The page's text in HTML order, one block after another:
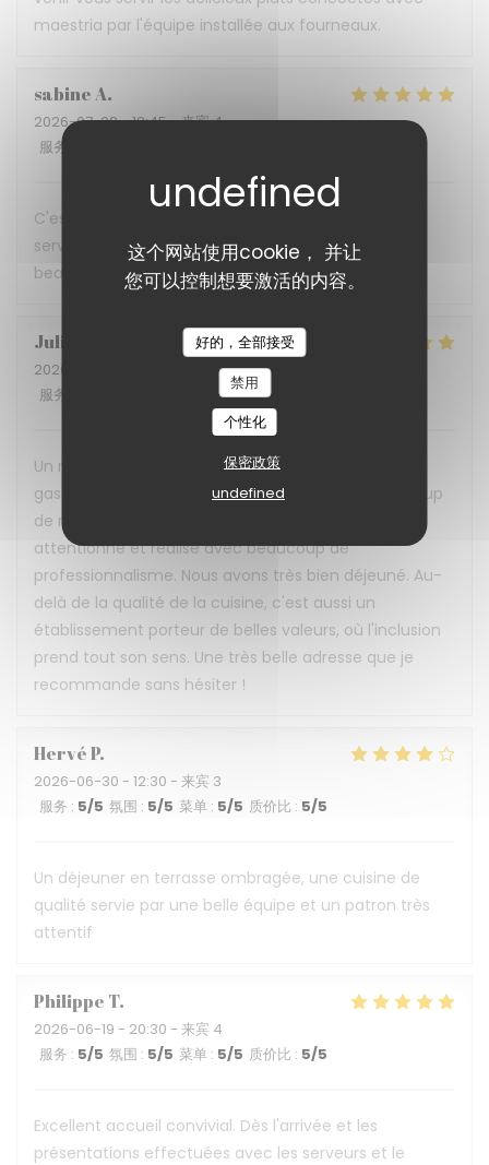
这个网站使用cookie， 并让
您可以控制想要激活的内容。
好的，全部接受
禁用
个性化
保密政策
undefined
maestria par l'équipe installée aux fourneaux.
sabineA
2026-07-08- 12:45 - 来宾 4
服务
C'est une expérience gustative a chaque fois, un
service impeccable. Ne changer rien et merci
beaucoup pour cette accueil. A bientôt
Julia
2026-07-02
服务
5/5 质价比
Un restaurant qui prouve qu'on peut allier
gastronomie, convivialité et inclusion avec beaucoup
de réussite ! L'accueil est chaleureux, le service
attentionné et réalisé avec beaucoup de
professionnalisme. Nous avons très bien déjeuné. Au-
delà de la qualité de la cuisine, c'est aussi un
établissement porteur de belles valeurs, où l'inclusion
prend tout son sens. Une très belle adresse que je
recommande sans hésiter !
HervéP
2026-06-30 - 12:30 - 来宾 3
服务 : 5/5 氛围 : 5/5 菜单 : 5/5 质价比 : 5/5
Un déjeuner en terrasse ombragée, une cuisine de
qualité servie par une belle équipe et un patron très
attentif
Philippe T
2026-06-19 - 20:30 - 来宾 4
服务 : 5/5 氛围 : 5/5 菜单 : 5/5 质价比 : 5/5
Excellent accueil convivial. Dès l'arrivée et les
présentations effectuées avec les serveurs et le